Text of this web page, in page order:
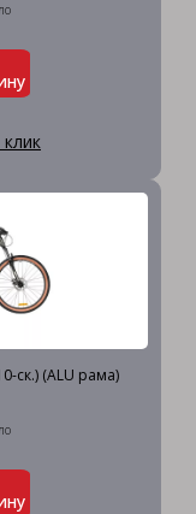
ск.) (ALU рама)